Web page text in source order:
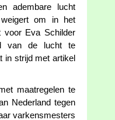
adembare lucht
om in het
voor Eva Schilder
van de lucht te
in strijd met artikel
maatregelen te
Nederland tegen
varkensmesters